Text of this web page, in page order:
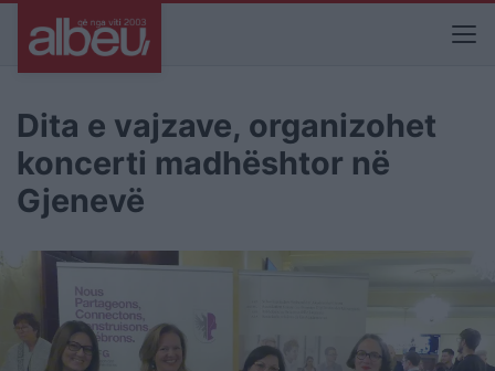
Dita e vajzave, organizohet
koncerti madhështor në
Gjenevë